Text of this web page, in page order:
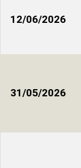
12/06/2026
31/05/2026